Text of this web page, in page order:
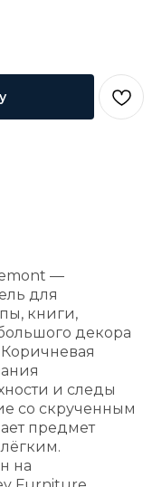
—
для
книги,
декора
и следы
со скрученным
предмет
на